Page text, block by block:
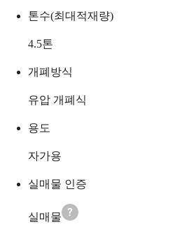
톤수(최대적재량)
4.5톤
개폐방식
유압 개폐식
용도
자가용
실매물 인증
실매물